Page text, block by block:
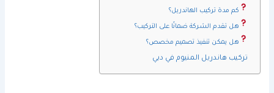
كم مدة تركيب الهاندريل؟
هل تقدم الشركة ضمانًا على التركيب؟
هل يمكن تنفيذ تصميم مخصص؟
تركيب هاندريل المنيوم في دبي